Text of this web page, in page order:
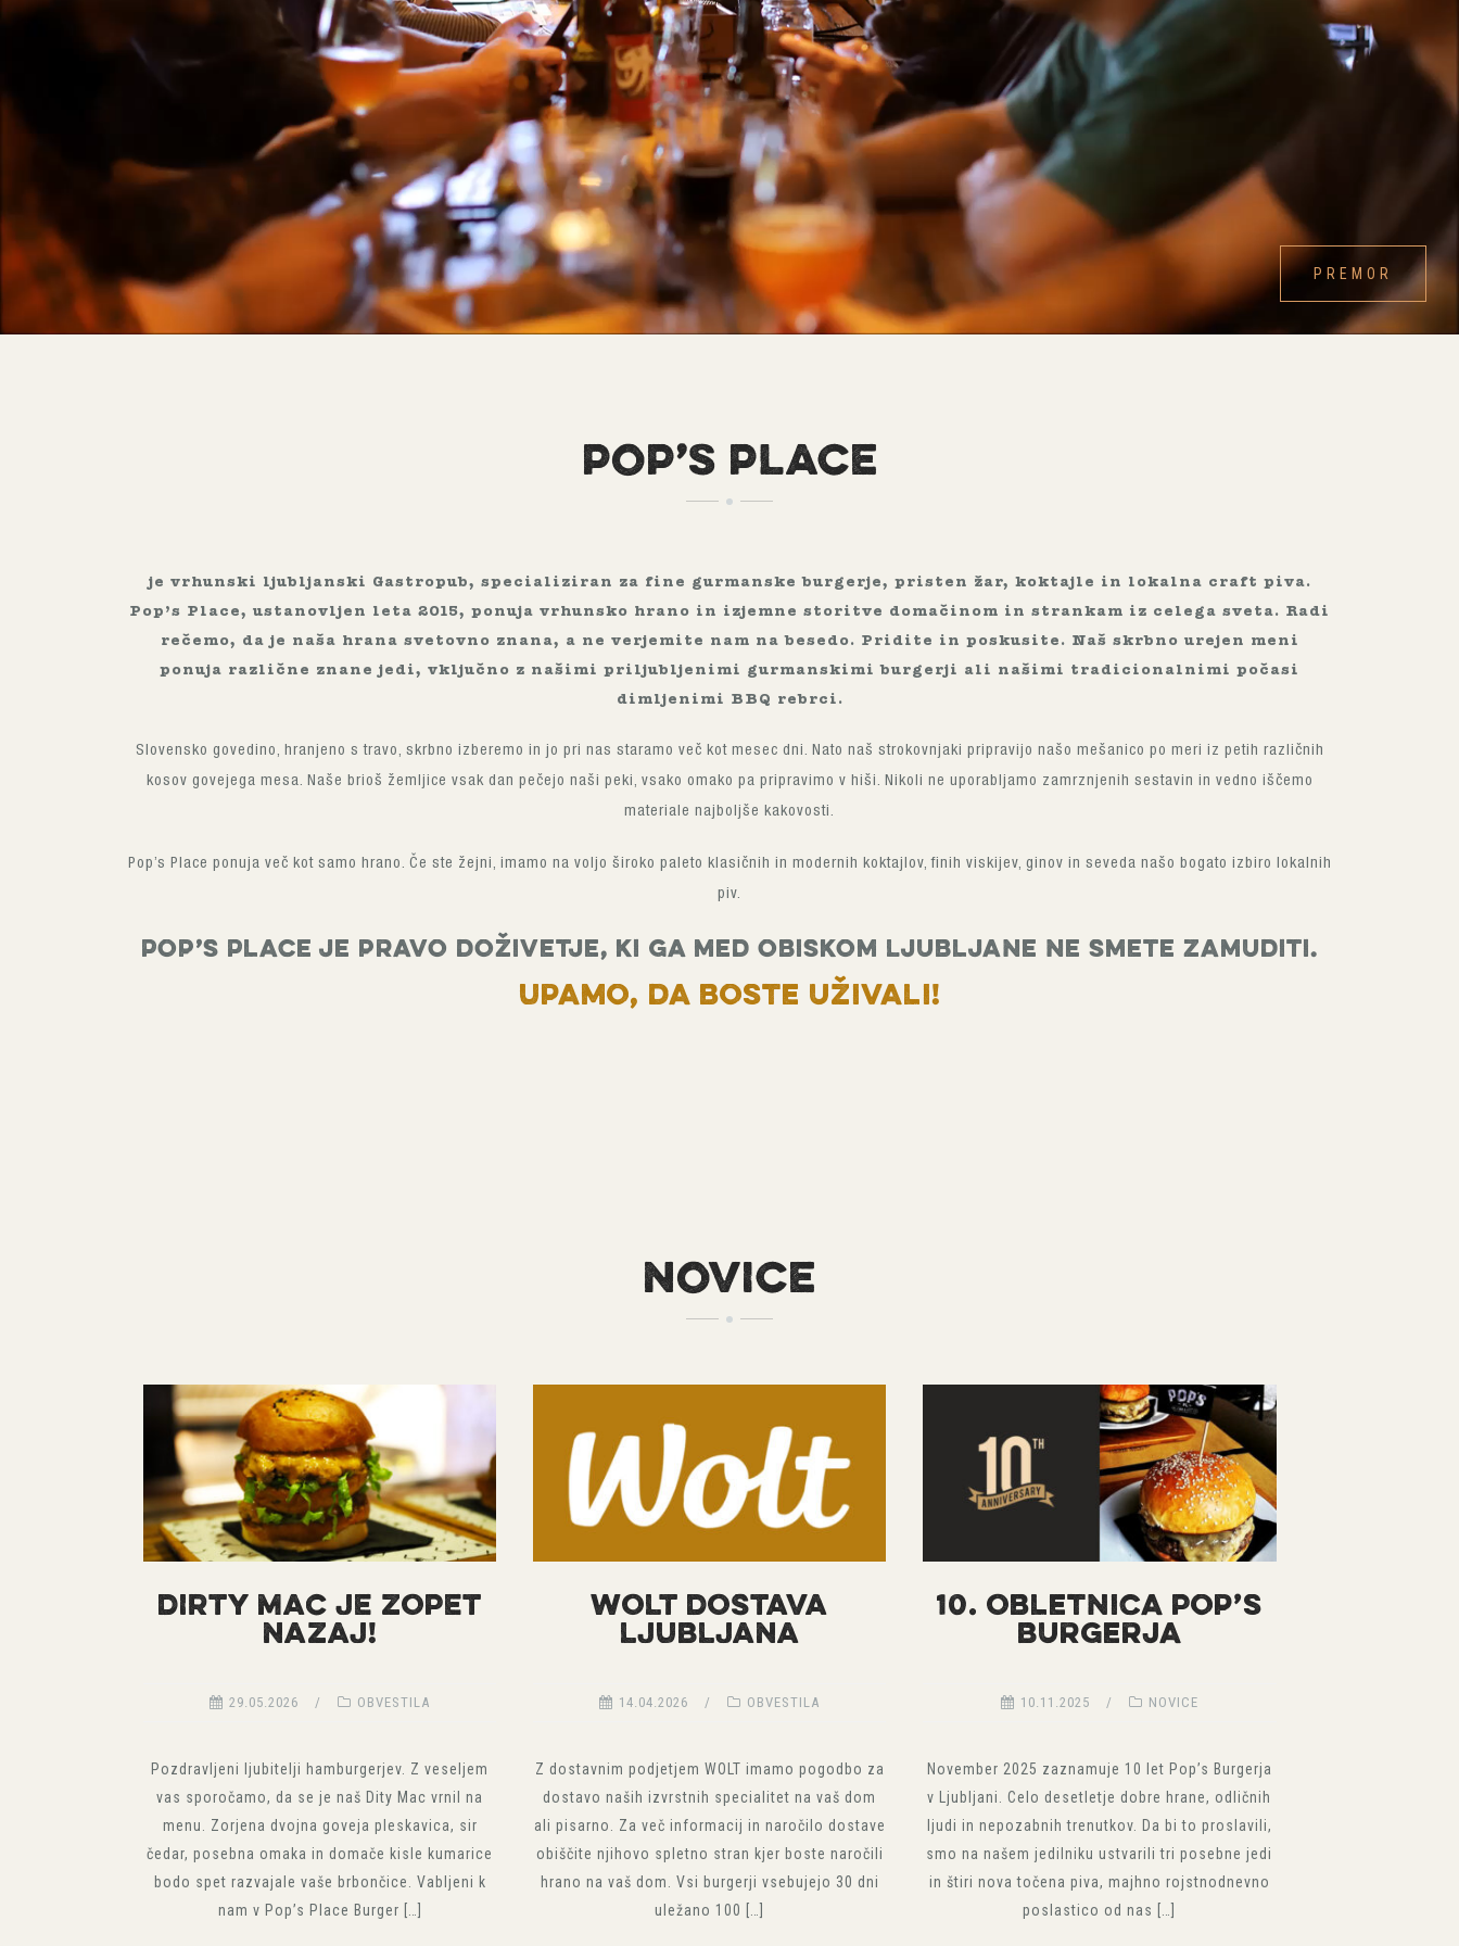
PREMOR
POP’S PLACE
je vrhunski ljubljanski Gastropub, specializiran za fine gurmanske burgerje, pristen žar, koktajle in lokalna craft piva.
Pop’s Place, ustanovljen leta 2015, ponuja vrhunsko hrano in izjemne storitve domačinom in strankam iz celega sveta. Radi
rečemo, da je naša hrana svetovno znana, a ne verjemite nam na besedo. Pridite in poskusite. Naš skrbno urejen meni
ponuja različne znane jedi, vključno z našimi priljubljenimi gurmanskimi burgerji ali našimi tradicionalnimi počasi
dimljenimi BBQ rebrci.
Slovensko govedino, hranjeno s travo, skrbno izberemo in jo pri nas staramo več kot mesec dni. Nato naš strokovnjaki pripravijo našo mešanico po meri iz petih različnih
kosov govejega mesa. Naše brioš žemljice vsak dan pečejo naši peki, vsako omako pa pripravimo v hiši. Nikoli ne uporabljamo zamrznjenih sestavin in vedno iščemo
materiale najboljše kakovosti.
Pop’s Place ponuja več kot samo hrano. Če ste žejni, imamo na voljo široko paleto klasičnih in modernih koktajlov, finih viskijev, ginov in seveda našo bogato izbiro lokalnih
piv.
Pop’s Place je pravo doživetje, ki ga med obiskom Ljubljane ne smete zamuditi.
Upamo, da boste uživali!
NOVICE
DIRTY MAC JE ZOPET
NAZAJ!
29.05.2026 OBVESTILA
Pozdravljeni ljubitelji hamburgerjev. Z veseljem
vas sporočamo, da se je naš Dity Mac vrnil na
menu. Zorjena dvojna goveja pleskavica, sir
čedar, posebna omaka in domače kisle kumarice
bodo spet razvajale vaše brbončice. Vabljeni k
nam v Pop’s Place Burger […]
WOLT DOSTAVA
LJUBLJANA
14.04.2026 OBVESTILA
Z dostavnim podjetjem WOLT imamo pogodbo za
dostavo naših izvrstnih specialitet na vaš dom
ali pisarno. Za več informacij in naročilo dostave
obiščite njihovo spletno stran kjer boste naročili
hrano na vaš dom. Vsi burgerji vsebujejo 30 dni
uležano 100 […]
10. Obletnica Pop’s
Burgerja
10.11.2025 NOVICE
November 2025 zaznamuje 10 let Pop’s Burgerja
v Ljubljani. Celo desetletje dobre hrane, odličnih
ljudi in nepozabnih trenutkov. Da bi to proslavili,
smo na našem jedilniku ustvarili tri posebne jedi
in štiri nova točena piva, majhno rojstnodnevno
poslastico od nas […]